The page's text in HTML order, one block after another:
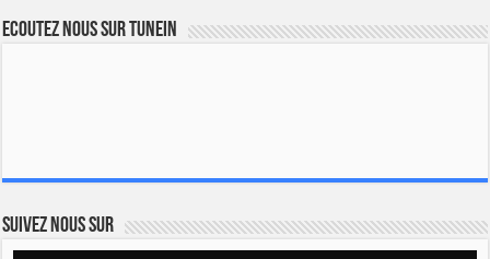
Ecoutez nous sur TuneIn
Suivez nous sur